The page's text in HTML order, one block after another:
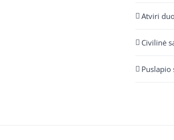
Atviri
Civilinė
Puslapio